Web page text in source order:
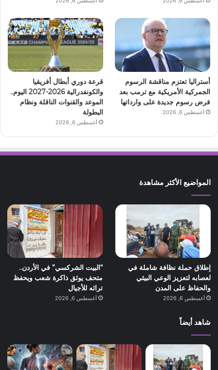
أستراليا تعتزم مناقشة الرسوم
الجمركية الأمريكية مع ترمب بعد
فرض رسوم جديدة على وارداتها
أغسطس 6, 2026
قرعة دوري أبطال أفريقيا
والكونفدرالية 2026-2027 اليوم..
الموعد والقنوات الناقلة ونظام
البطولة
أغسطس 6, 2026
المواضيع الأكثر مشاهدة
إطلاق حملة نظافة شاملة في
لعصابه لتعزيز الوعي البيئي
والحفاظ على المدن
أغسطس 6, 2026
“البيت الشركسي” في الأردن..
متحف يوثق ذاكرة شعب ويحفظ
تراثه للأجيال
أغسطس 6, 2026
شاهد أيضاً